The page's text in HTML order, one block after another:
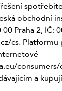
obchodní
Praha 2, IČ:
cs. Platformu
a